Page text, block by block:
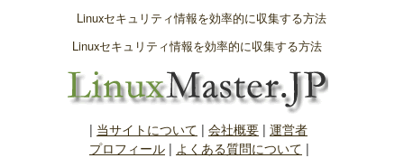
Linuxセキュリティ情報を効率的に収集する方法
Linuxセキュリティ情報を効率的に収集する方法
| 当サイトについて | 会社概要| 運営者
プロフィール| よくある質問について |